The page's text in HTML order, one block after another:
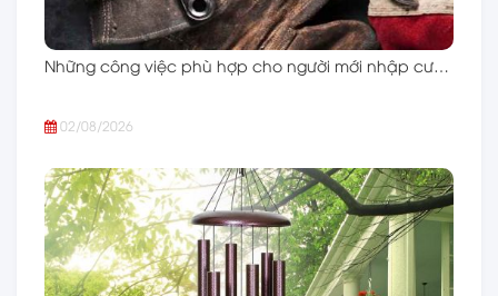
Những công việc phù hợp cho người mới nhập cư…
02/08/2026